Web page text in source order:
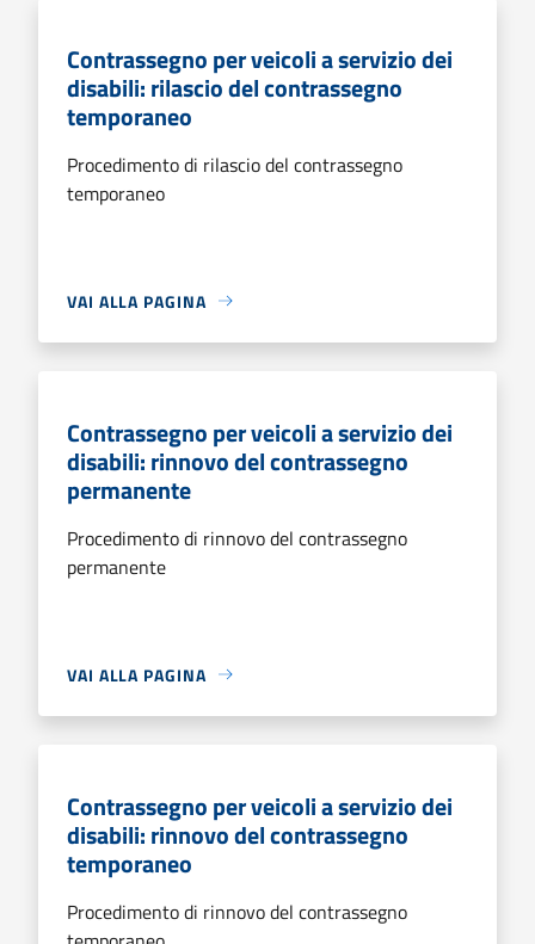
Contrassegno per veicoli a servizio dei
disabili: rilascio del contrassegno
temporaneo
Procedimento di rilascio del contrassegno
temporaneo
VAI ALLA PAGINA
Contrassegno per veicoli a servizio dei
disabili: rinnovo del contrassegno
permanente
Procedimento di rinnovo del contrassegno
permanente
VAI ALLA PAGINA
Contrassegno per veicoli a servizio dei
disabili: rinnovo del contrassegno
temporaneo
Procedimento di rinnovo del contrassegno